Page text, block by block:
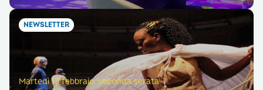
NEWSLETTER
Martedì 13 febbraio, seconda serata